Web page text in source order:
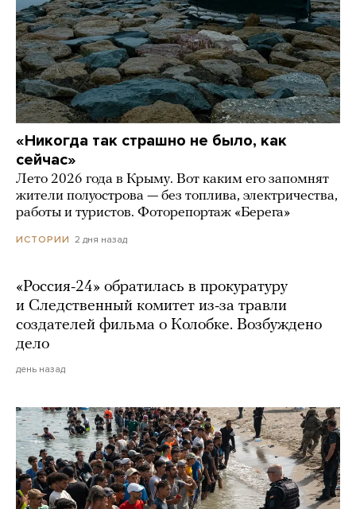
«Никогда так страшно не было, как
сейчас»
Лето 2026 года в Крыму. Вот каким его запомнят
жители полуострова — без топлива, электричества,
работы и туристов. Фоторепортаж «Берега»
ИСТОРИИ 2 дня назад
«Россия-24» обратилась в прокуратуру
и Следственный комитет из-за травли
создателей фильма о Колобке. Возбуждено
дело
день назад